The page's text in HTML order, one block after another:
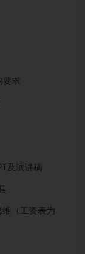
要求
及演讲稿
（工资表为